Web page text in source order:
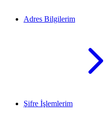
Adres Bilgilerim
Şifre İşlemlerim